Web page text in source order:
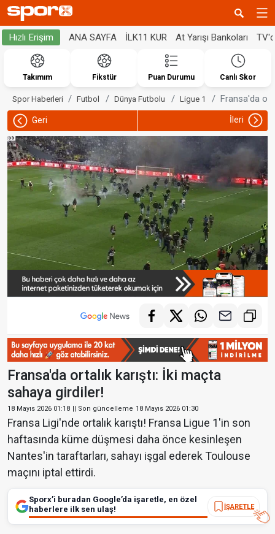
Hızlı Erişim ANA SAYFA İLK11 KUR At Yarışı Bankoları
Takımım Fikstür Puan Durumu Canlı Skor
Spor Haberleri Futbol Dünya Futbolu Ligue 1 Fransa'da
Geri İleri
Fransa'da ortalık karıştı: İki maçta
sahaya girdiler!
18 Mayıs 2026 01:18 || Son güncelleme 18 Mayıs 2026 01:30
Fransa Ligi'nde ortalık karıştı! Fransa Ligue 1'in son
haftasında küme düşmesi daha önce kesinleşen
Nantes'in taraftarları, sahayı işgal ederek Toulouse
maçını iptal ettirdi.
Sporx’i buradan Google’da işaretle, en özel
haberlere ilk sen ulaş!
İŞARETLE